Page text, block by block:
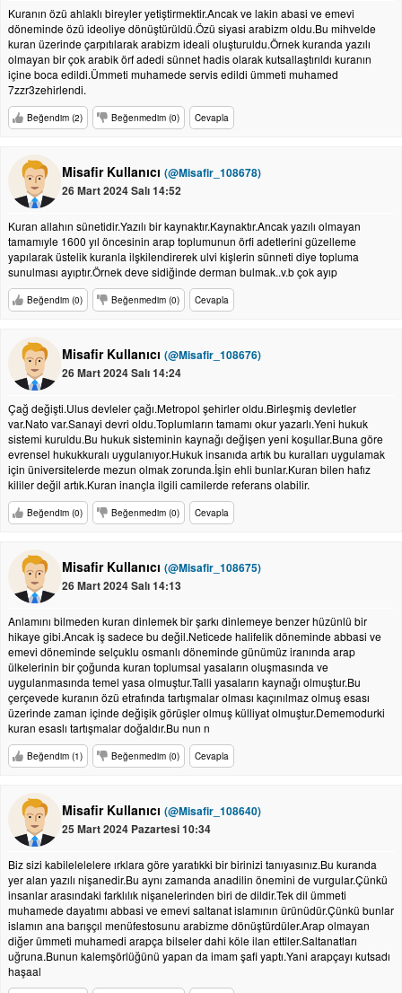
Kuranın özü ahlaklı bireyler yetiştirmektir.Ancak ve lakin abasi ve emevi
döneminde özü ideoliye dönüştürüldü.Özü siyasi arabizm oldu.Bu mihvelde
kuran üzerinde çarpıtılarak arabizm ideali oluşturuldu.Örnek kuranda yazılı
olmayan bir çok arabik örf adedi sünnet hadis olarak kutsallaştırıldı kuranın
içine boca edildi.Ümmeti muhamede servis edildi ümmeti muhamed
7zzr3zehirlendi.
Beğendim (2) Beğenmedim (0) Cevapla
Misafir Kullanıcı (@Misafir_108678)
26 Mart 2024 Salı 14:52
Kuran allahın sünetidir.Yazılı bir kaynaktır.Kaynaktır.Ancak yazılı olmayan
tamamıyle 1600 yıl öncesinin arap toplumunun örfi adetlerini güzelleme
yapılarak üstelik kuranla ilşkilendirerek ulvi kişlerin sünneti diye topluma
sunulması ayıptır.Örnek deve sidiğinde derman bulmak..v.b çok ayıp
Beğendim (0) Beğenmedim (0) Cevapla
Misafir Kullanıcı (@Misafir_108676)
26 Mart 2024 Salı 14:24
Çağ değişti.Ulus devleler çağı.Metropol şehirler oldu.Birleşmiş devletler
var.Nato var.Sanayi devri oldu.Toplumların tamamı okur yazarlı.Yeni hukuk
sistemi kuruldu.Bu hukuk sisteminin kaynağı değişen yeni koşullar.Buna göre
evrensel hukukkuralı uygulanıyor.Hukuk insanıda artık bu kuralları uygulamak
için üniversitelerde mezun olmak zorunda.İşin ehli bunlar.Kuran bilen hafız
kililer değil artık.Kuran inançla ilgili camilerde referans olabilir.
Beğendim (0) Beğenmedim (0) Cevapla
Misafir Kullanıcı (@Misafir_108675)
26 Mart 2024 Salı 14:13
Anlamını bilmeden kuran dinlemek bir şarkı dinlemeye benzer hüzünlü bir
hikaye gibi.Ancak iş sadece bu değil.Neticede halifelik döneminde abbasi ve
emevi döneminde selçuklu osmanlı döneminde günümüz iranında arap
ülkelerinin bir çoğunda kuran toplumsal yasaların oluşmasında ve
uygulanmasında temel yasa olmuştur.Talli yasaların kaynağı olmuştur.Bu
çerçevede kuranın özü etrafında tartışmalar olması kaçınılmaz olmuş esası
üzerinde zaman içinde değişik görüşler olmuş külliyat olmuştur.Dememodurki
kuran esaslı tartışmalar doğaldır.Bu nun n
Beğendim (1) Beğenmedim (0) Cevapla
Misafir Kullanıcı (@Misafir_108640)
25 Mart 2024 Pazartesi 10:34
Biz sizi kabilelelelere ırklara göre yaratıkki bir birinizi tanıyasınız.Bu kuranda
yer alan yazılı nişanedir.Bu aynı zamanda anadilin önemini de vurgular.Çünkü
insanlar arasındaki farklılık nişanelerinden biri de dildir.Tek dil ümmeti
muhamede dayatımı abbasi ve emevi saltanat islamının ürünüdür.Çünkü bunlar
islamın ana barışçıl menüfestosunu arabizme dönüştürdüler.Arap olmayan
diğer ümmeti muhamedi arapça bilseler dahi köle ilan ettiler.Saltanatları
uğruna.Bunun kalemşörlüğünü yapan da imam şafi yaptı.Yani arapçayı kutsadı
haşaal